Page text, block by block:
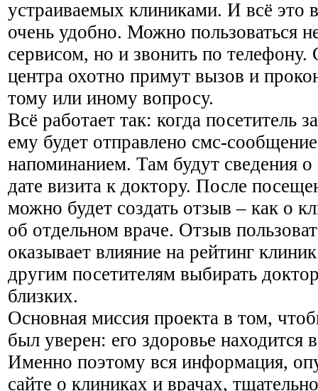
устраиваемых клиниками. И всё это
очень удобно. Можно пользоваться
сервисом, но и звонить по
центра охотно примут вызов и
тому или иному вопросу.
Всё работает так: когда посетитель
ему будет отправлено смс-
напоминанием. Там будут сведения
дате визита к доктору. После
можно будет создать отзыв – как о
об отдельном враче. Отзыв
оказывает влияние на рейтинг
другим посетителям выбирать
близких.
Основная миссия проекта в том,
был уверен: его здоровье находится
Именно поэтому вся информация,
сайте о клиниках и врачах,